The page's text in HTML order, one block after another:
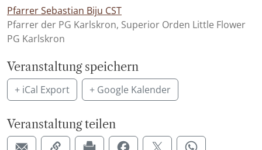
Pfarrer Sebastian Biju CST
Pfarrer der PG Karlskron, Superior Orden Little Flower
PG Karlskron
Veranstaltung speichern
+ iCal Export + Google Kalender
Veranstaltung teilen